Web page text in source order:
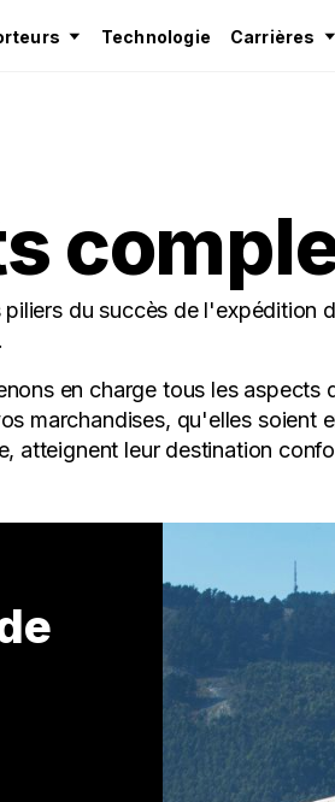
Technologie Carrières
piliers du succès de l'expédition
en charge tous les
marchandises, qu'elles soient
atteignent leur destination